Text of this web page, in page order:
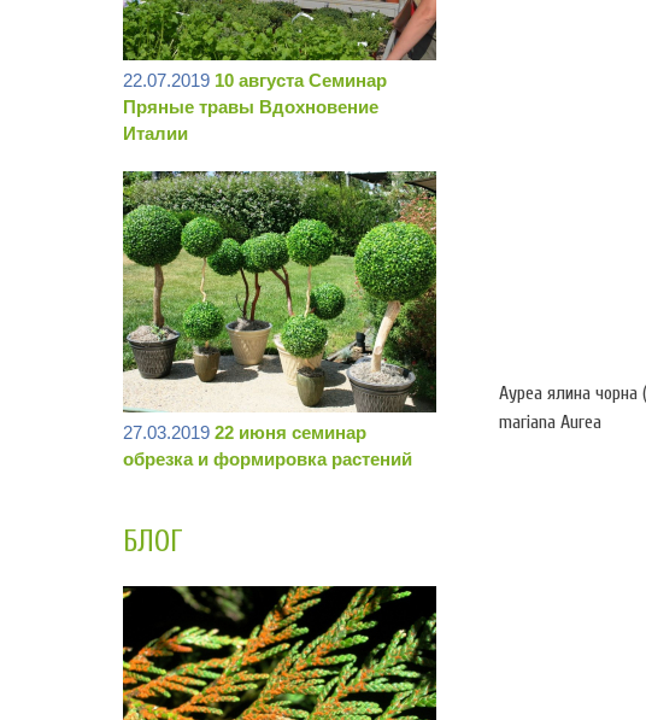
22.07.2019 10 августа Семинар
Пряные травы Вдохновение
Италии
27.03.2019 22 июня семинар
обрезка и формировка растений
БЛОГ
Ауреа ялина чорна
mariana Aurea